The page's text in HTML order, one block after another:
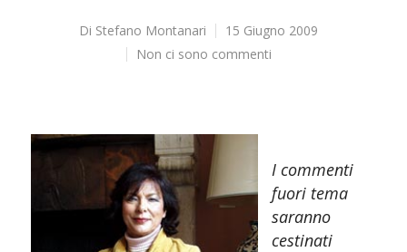
Di Stefano Montanari
15 Giugno 2009
Non ci sono commenti
I commenti
fuori tema
saranno
cestinati